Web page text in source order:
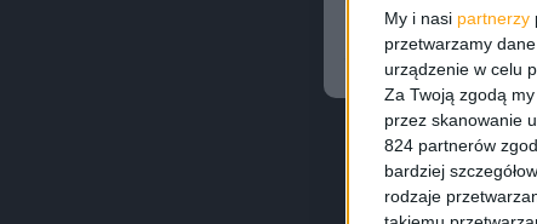
My i nasi partnerzy
przetwarzamy
urządzenie w celu
Za Twoją zgodą
przez skanowanie
824 partnerów
bardziej
rodzaje